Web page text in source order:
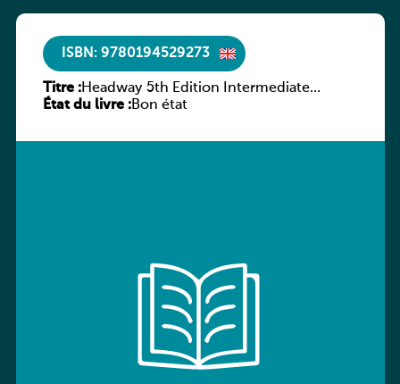
ISBN: 9780194529273
Titre :Headway 5th Edition Intermediate
Culture and Literature Companion
État du livre :Bon état